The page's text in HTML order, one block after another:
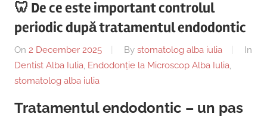
Implantologie
Lăncrănjan
19,
România
+40754463365
🦷 De ce este important controlul
periodic după tratamentul endodontic
On 2 December 2025 By stomatolog alba iulia
In
Dentist Alba Iulia Endodonție la Microscop Alba Iulia
stomatolog alba iulia
Tratamentul endodontic – un pas